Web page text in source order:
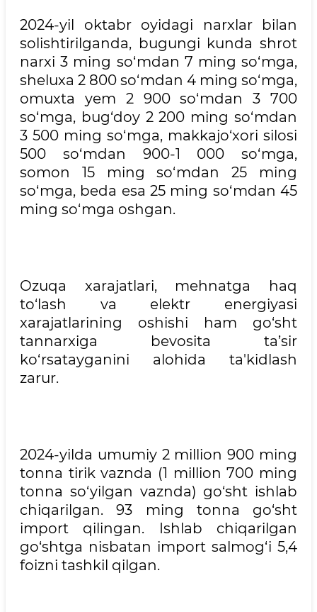
2024-yil oktabr oyidagi narxlar bilan
solishtirilganda, bugungi kunda shrot
narxi 3 ming so‘mdan 7 ming so‘mga,
sheluxa 2 800 so‘mdan 4 ming so‘mga,
omuxta yem 2 900 so‘mdan 3 700
so‘mga, bug‘doy 2 200 ming so‘mdan
3 500 ming so‘mga, makkajo‘xori silosi
500 so‘mdan 900-1 000 so‘mga,
somon 15 ming so‘mdan 25 ming
so‘mga, beda esa 25 ming so‘mdan 45
ming so‘mga oshgan.
Ozuqa xarajatlari, mehnatga haq
to‘lash va elektr energiyasi
xarajatlarining oshishi ham go‘sht
tannarxiga bevosita ta’sir
ko‘rsatayganini alohida ta'kidlash
zarur.
2024-yilda umumiy 2 million 900 ming
tonna tirik vaznda (1 million 700 ming
tonna so‘yilgan vaznda) go‘sht ishlab
chiqarilgan. 93 ming tonna go‘sht
import qilingan. Ishlab chiqarilgan
go‘shtga nisbatan import salmog‘i 5,4
foizni tashkil qilgan.